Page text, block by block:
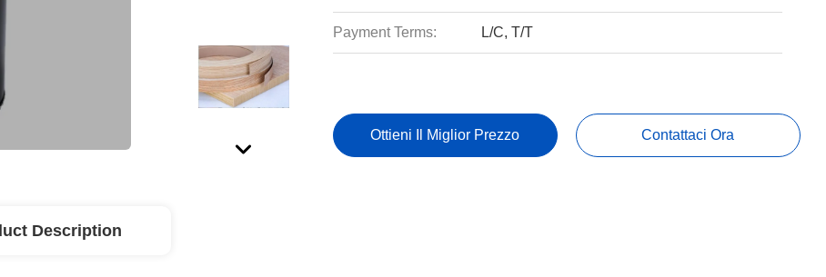
Payment Terms: L/C, T/T
Ottieni Il Miglior Prezzo Contattaci Ora
Description